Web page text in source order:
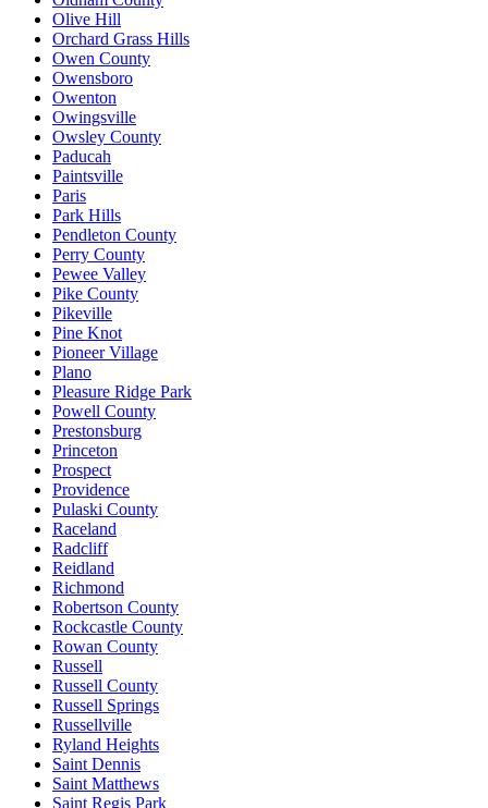
Olive Hill
Orchard Grass Hills
Owen County
Owensboro
Owenton
Owingsville
Owsley County
Paducah
Paintsville
Paris
Park Hills
Pendleton County
Perry County
Pewee Valley
Pike County
Pikeville
Pine Knot
Pioneer Village
Plano
Pleasure Ridge Park
Powell County
Prestonsburg
Princeton
Prospect
Providence
Pulaski County
Raceland
Radcliff
Reidland
Richmond
Robertson County
Rockcastle County
Rowan County
Russell
Russell County
Russell Springs
Russellville
Ryland Heights
Saint Dennis
Saint Matthews
Saint Regis Park